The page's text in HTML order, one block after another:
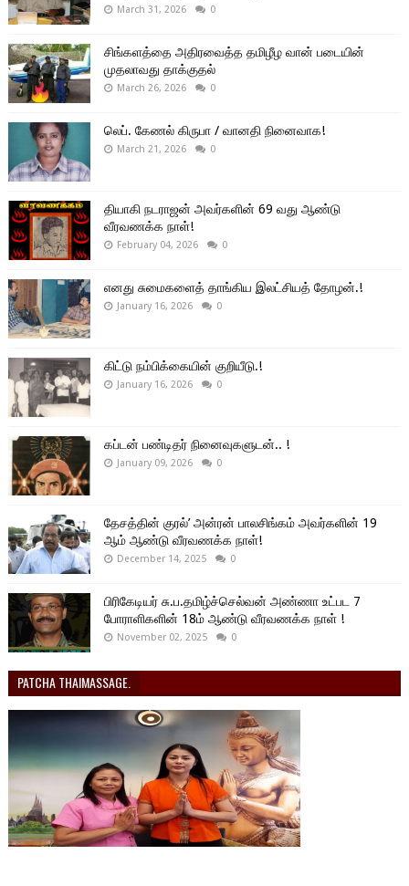
March 31, 2026 0
சிங்களத்தை அதிரவைத்த தமிழீழ வான் படையின்
முதலாவது தாக்குதல்
March 26, 2026 0
லெப். கேணல் கிருபா / வானதி நினைவாக!
March 21, 2026 0
தியாகி நடராஜன் அவர்களின் 69 வது ஆண்டு
வீரவணக்க நாள்!
February 04, 2026 0
எனது சுமைகளைத் தாங்கிய இலட்சியத் தோழன்.!
January 16, 2026 0
கிட்டு நம்பிக்கையின் குறியீடு.!
January 16, 2026 0
கப்டன் பண்டிதர் நினைவுகளுடன்.. !
January 09, 2026 0
தேசத்தின் குரல்’ அன்ரன் பாலசிங்கம் அவர்களின் 19
ஆம் ஆண்டு வீரவணக்க நாள்!
December 14, 2025 0
பிரிகேடியர் சு.ப.தமிழ்ச்செல்வன் அண்ணா உட்பட 7
போராளிகளின் 18ம் ஆண்டு வீரவணக்க நாள் !
November 02, 2025 0
PATCHA THAIMASSAGE.